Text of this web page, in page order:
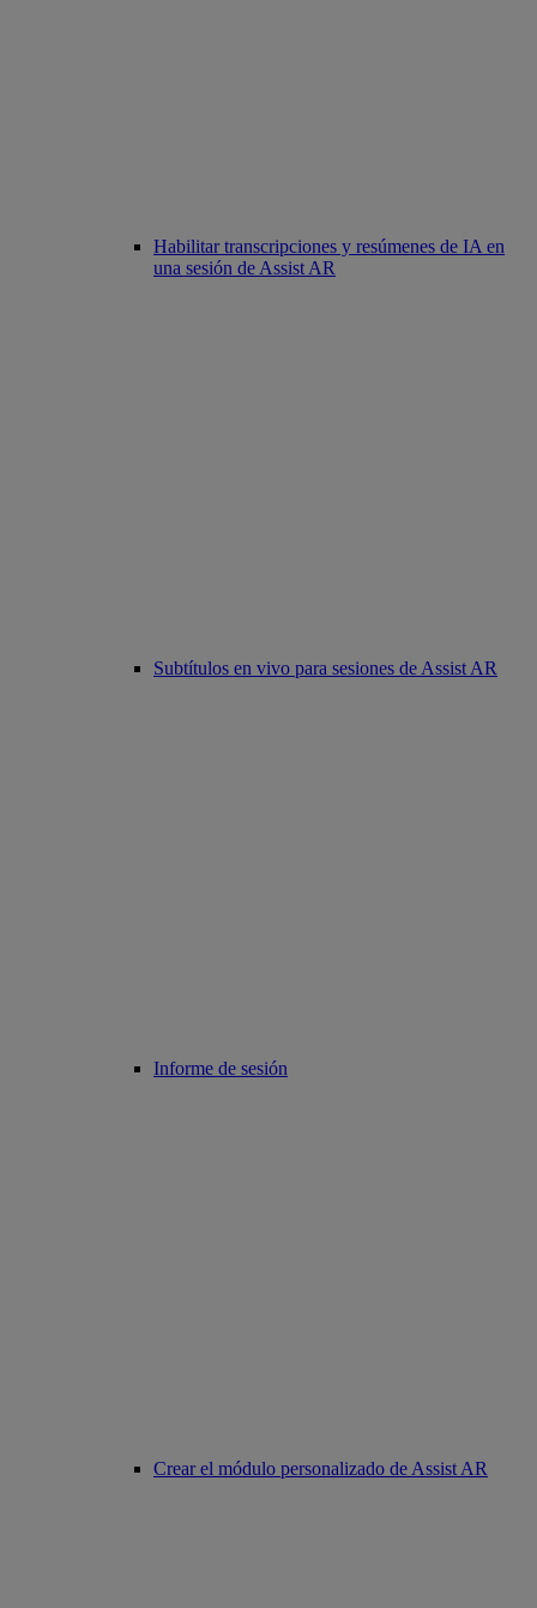
Habilitar transcripciones y resúmenes de IA en
una sesión de Assist AR
Subtítulos en vivo para sesiones de Assist AR
Informe de sesión
Crear el módulo personalizado de Assist AR